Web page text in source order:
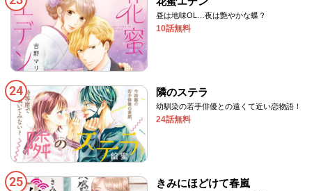
昼は地味OL…夜は艶やかな蝶？
10話無料
24 隣のステラ
幼馴染の若手俳優との遠くて近い恋物語！
24話無料
25 きみにほどけて春嵐